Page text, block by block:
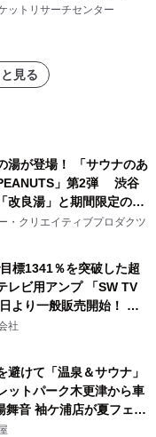
ットリサーチセンター
見る
湯が登場！ 「サウナのあ
」第2弾 渋谷
改良湯」と期間限定のコ
ン サウナイキタイコラ
売決定！
・クリエイティブプロダクツ
標1341％を突破した超
レビ用アンプ 「SW TV
より一般販売開始！ ケ
ぐだけ、テレビの音が
社
避けて「温泉＆サウナ」
ットパーク木更津から車
音 袖ケ浦店が夏フェア